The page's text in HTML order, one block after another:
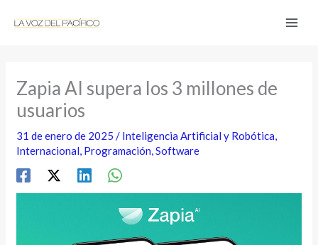
Zapia AI supera los 3 millones de
usuarios
31 de enero de 2025/ Inteligencia Artificial y Robótica,
Internacional, Programación,Software